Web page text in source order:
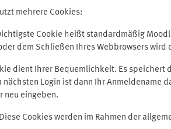
mehrere Cookies:
Cookie heißt standardmäßig
dem Schließen Ihres Webbrowsers wird
dient Ihrer Bequemlichkeit. Es
Login ist dann Ihr Anmeldename
neu eingeben.
Cookies werden im Rahmen der